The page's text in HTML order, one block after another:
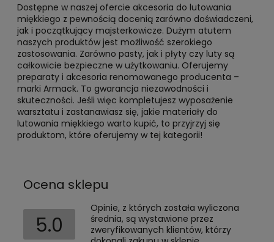
Dostępne w naszej ofercie akcesoria do lutowania
miękkiego z pewnością docenią zarówno doświadczeni,
jak i początkujący majsterkowicze. Dużym atutem
naszych produktów jest możliwość szerokiego
zastosowania. Zarówno pasty, jak i płyty czy luty są
całkowicie bezpieczne w użytkowaniu. Oferujemy
preparaty i akcesoria renomowanego producenta –
marki Armack. To gwarancja niezawodności i
skuteczności. Jeśli więc kompletujesz wyposażenie
warsztatu i zastanawiasz się, jakie materiały do
lutowania miękkiego warto kupić, to przyjrzyj się
produktom, które oferujemy w tej kategorii!
Ocena sklepu
5.0
Opinie, z których została wyliczona
średnia, są wystawione przez
zweryfikowanych klientów, którzy